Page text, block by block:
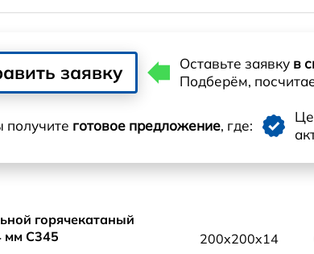
заявку Оставьте заявку в
Подберём,
получите готовое предложение, где:
горячекатаный
мм С345
200x200x14